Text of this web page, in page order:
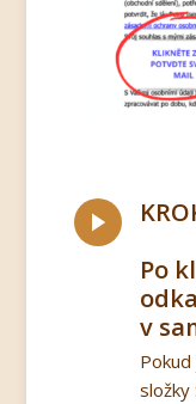
Po
v
složky